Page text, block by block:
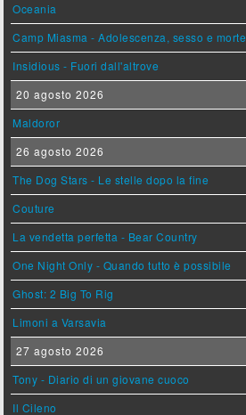
Oceania
Camp Miasma - Adolescenza, sesso e morte
Insidious - Fuori dall'altrove
20 agosto 2026
Maldoror
26 agosto 2026
The Dog Stars - Le stelle dopo la fine
Couture
La vendetta perfetta - Bear Country
One Night Only - Quando tutto è possibile
Ghost: 2 Big To Rig
Limoni a Varsavia
27 agosto 2026
Tony - Diario di un giovane cuoco
Il Cileno